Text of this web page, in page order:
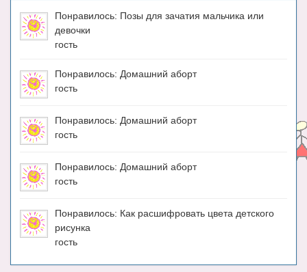
Понравилось: Позы для зачатия мальчика или
девочки
гость
Понравилось: Домашний аборт
гость
Понравилось: Домашний аборт
гость
Понравилось: Домашний аборт
гость
Понравилось: Как расшифровать цвета детского
рисунка
гость